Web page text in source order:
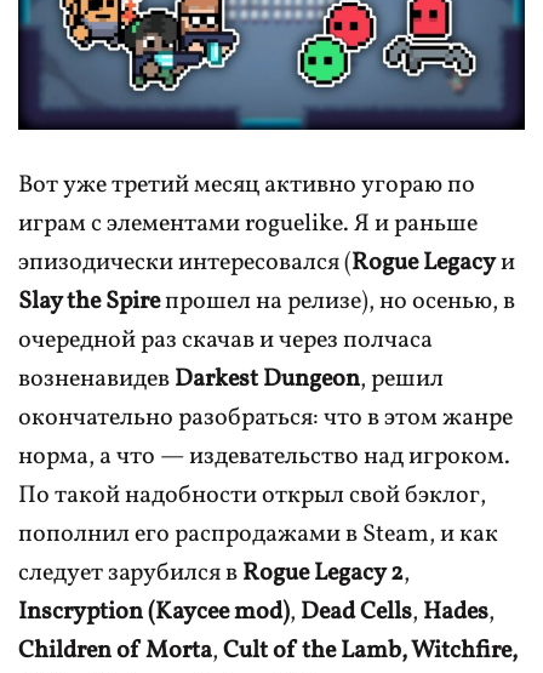
Вот уже третий месяц активно угораю по
играм с элементами roguelike. Я и раньше
эпизодически интересовался (Rogue Legacyи
Slay the Spireпрошел на релизе), но осенью, в
очередной раз скачав и через полчаса
возненавидевDarkest Dungeon, решил
окончательно разобраться: что в этом жанре
норма, а что — издевательство над игроком.
По такой надобности открыл свой бэклог,
пополнил его распродажами в Steam, и как
следует зарубился вRogue Legacy 2,
Inscryption (Kaycee mod), Dead Cells, Hades,
Children of Morta,Cult of the Lamb, Witchfire,